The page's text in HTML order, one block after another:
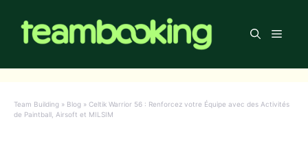
contenu
Menu
Team Building » Blog » Celtik Warrior 56 : Renforcez votre Équipe avec des Activités
de Paintball, Airsoft et MILSIM